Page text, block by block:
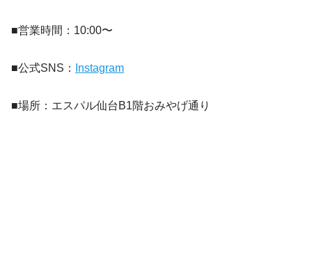
■営業時間：10:00〜
■公式SNS： Instagram
■場所：エスパル仙台B1階おみやげ通り